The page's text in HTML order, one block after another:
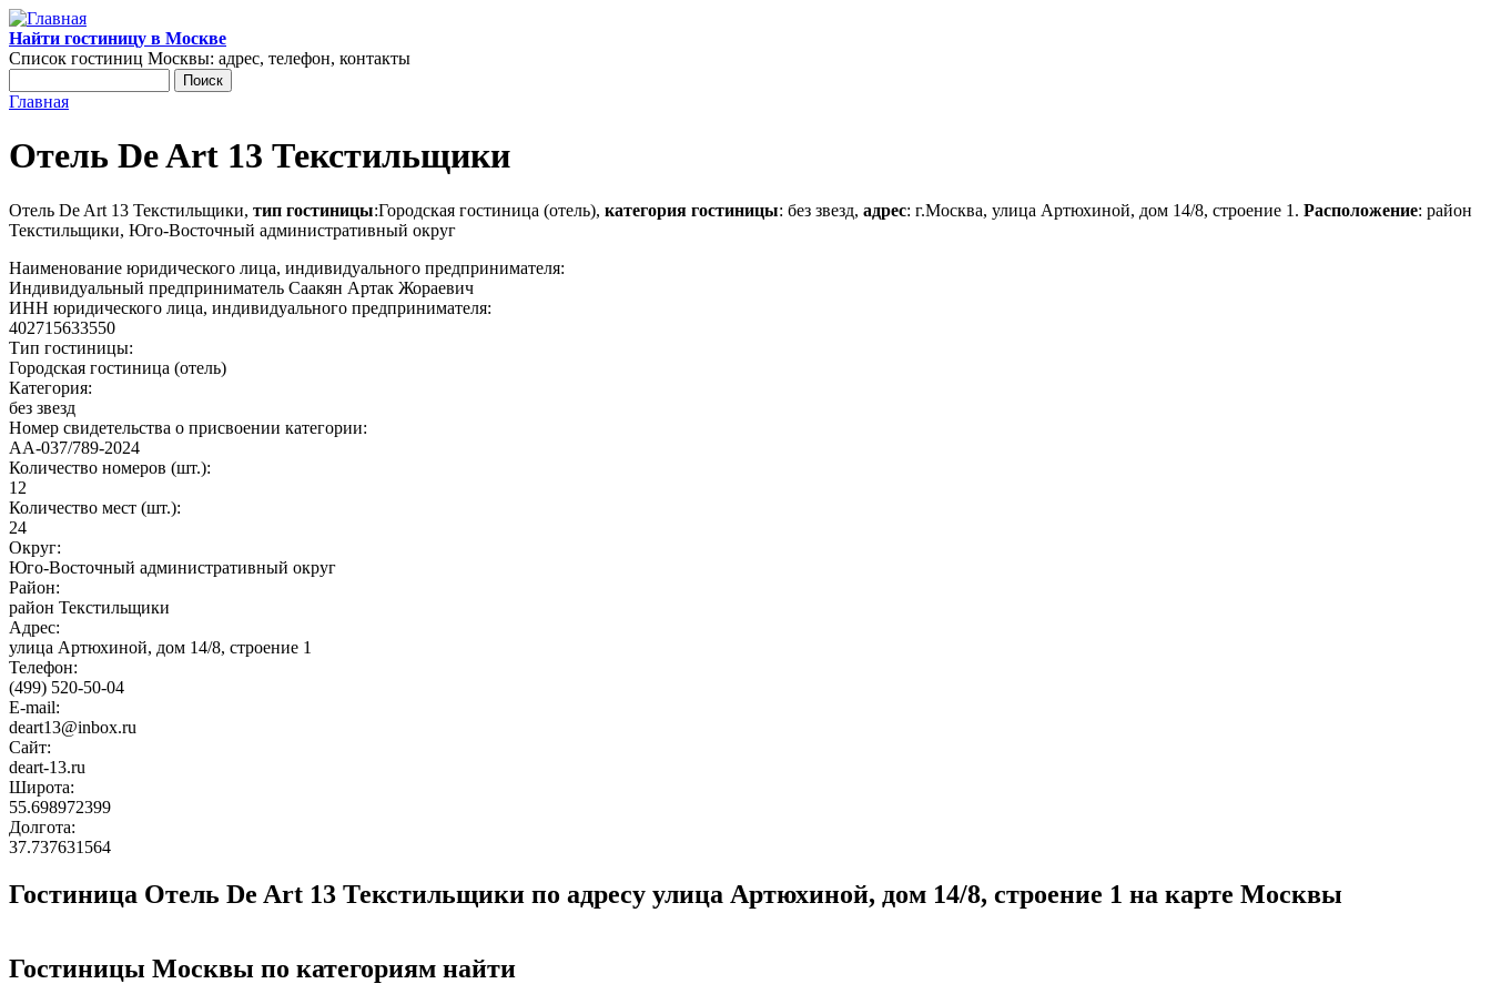
Перейти к основному содержанию
Найти гостиницу в Москве
Список гостиниц Москвы: адрес, телефон, контакты
Форма поиска
Главная
Отель De Art 13 Текстильщики
Отель De Art 13 Текстильщики, тип гостиницы:Городская гостиница (отель), категория гостиницы: без звезд, адрес: г.Москва, улица Артюхиной, дом 14/8, строение 1. Расположение: район
Текстильщики, Юго-Восточный административный округ
Наименование юридического лица, индивидуального предпринимателя:
Индивидуальный предприниматель Саакян Артак Жораевич
ИНН юридического лица, индивидуального предпринимателя:
402715633550
Тип гостиницы:
Городская гостиница (отель)
Категория:
без звезд
Номер свидетельства о присвоении категории:
АА-037/789-2024
Количество номеров (шт.):
12
Количество мест (шт.):
24
Округ:
Юго-Восточный административный округ
Район:
район Текстильщики
Адрес:
улица Артюхиной, дом 14/8, строение 1
Телефон:
(499) 520-50-04
E-mail:
deart13@inbox.ru
Сайт:
deart-13.ru
Широта:
55.698972399
Долгота:
37.737631564
Гостиница Отель De Art 13 Текстильщики по адресу улица Артюхиной, дом 14/8, строение 1 на карте Москвы
Гостиницы Москвы по категориям найти